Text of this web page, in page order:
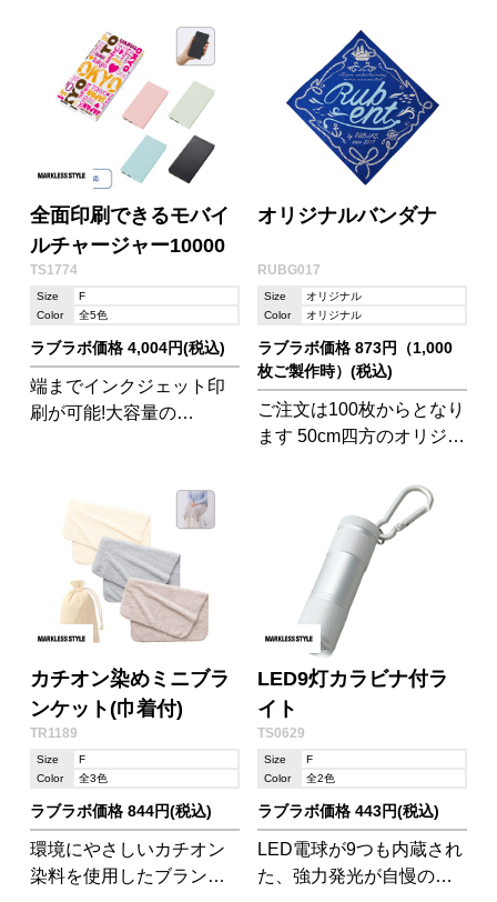
冬の新色レッドとカーキ
が登場!
全面印刷できるモバイ
ルチャージャー10000
TS1774
Size
F
Color
全5色
ラブラボ価格 4,004円(税込)
端までインクジェット印
刷が可能!大容量の
オリジナルバンダナ
RUBG017
Size
オリジナル
Color
オリジナル
ラブラボ価格 873円（1,000
枚ご製作時）(税込)
ご注文は100枚からとなり
ます 50cm四方のオリジナ
カチオン染めミニブラ
ンケット(巾着付)
TR1189
Size
F
Color
全3色
ラブラボ価格 844円(税込)
環境にやさしいカチオン
染料を使用したブランケ
LED9灯カラビナ付ラ
イト
TS0629
Size
F
Color
全2色
ラブラボ価格 443円(税込)
LED電球が9つも内蔵され
た、強力発光が自慢のポ